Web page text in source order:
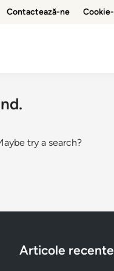
Contactează-ne
try a search?
Articole recente